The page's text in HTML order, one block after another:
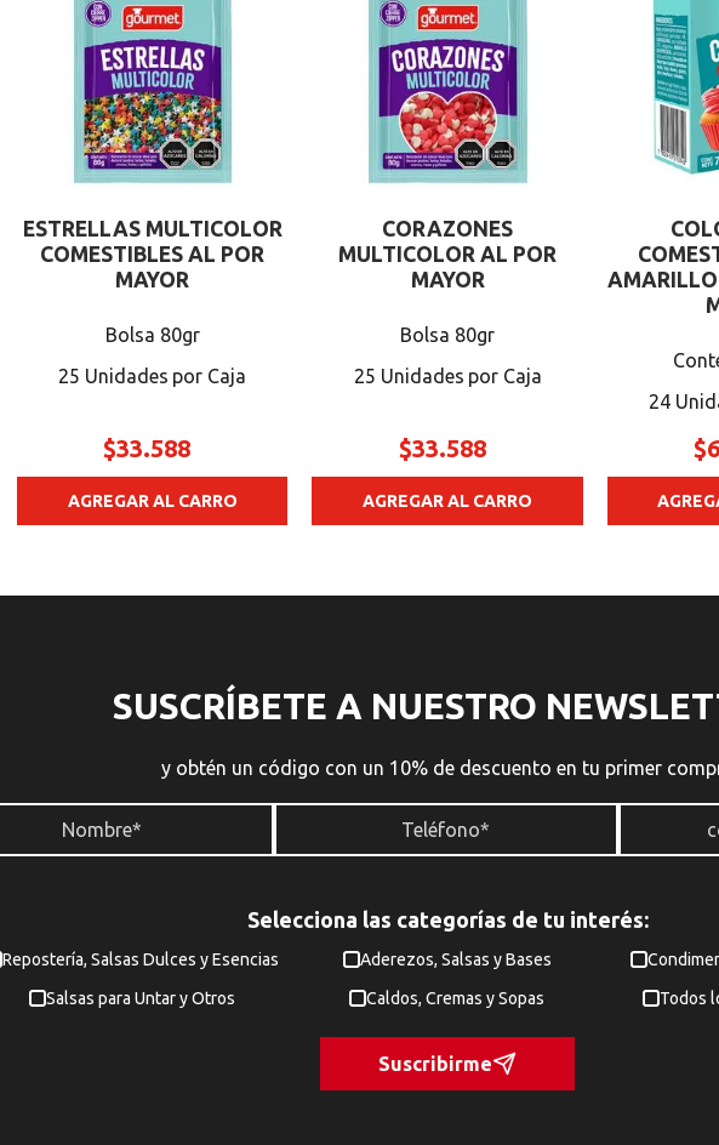
ESTRELLAS MULTICOLOR
COMESTIBLES AL POR
MAYOR
Bolsa 80gr
25 Unidades
$33.588
AGREGAR AL CARRO
CORAZONES
MULTICOLOR AL POR
MAYOR
Bolsa 80gr
25 Unidades
$33.588
AGREGAR AL CARRO
24
$
SUSCRÍBETE A NUESTRO
y obtén un código con un 10% de descuento en tu primer
Selecciona las categorías de tu interés:
Repostería, Salsas Dulces y Esencias Aderezos, Salsas y Bases
Salsas para Untar y Otros
Caldos, Cremas y Sopas Todos
Suscribirme